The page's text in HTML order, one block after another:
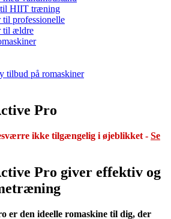
til HIIT træning
til professionelle
til ældre
tilbud på romaskiner
Pro
ikke tilgængelig i øjeblikket - Se
Pro giver effektiv og
er den ideelle romaskine til dig, der